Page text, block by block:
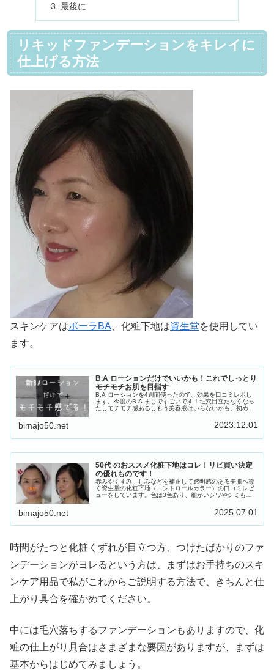
最後に
リキッドファンデーションをキレイに
仕上げる方法
スキンケアはポーラBA 、化粧下地は資生堂を使用してい
ます。
B.A ローションだけでいいかも！これでしっとり
モチモチお肌を目指す
B.A ローションを4週間使ったので、効果を口コミレポし
ます。今度のB.A まじですごいです！毛穴目立たなくなっ
たしモチモチ感あるしもう美容液はいらないかも。初めて
bimajo50.net 2023.12.01
50代 のおススメ化粧下地はコレ！リピ買い決定
の優れものです！
赤みやくすみ、しみなどを補正して透明感のある美肌へ導
く資生堂の化粧下地（コントロールカラー）の口コミレビ
ューをしています。色は3色あり、細かいシワやシミもう
bimajo50.net 2025.07.01
時間がたつと化粧くずれが目立つ方、つけたばかりのファ
ンデーションがヨレるという方は、まずはお手持ちのスキ
ンケア用品で私がこれからご説明する方法で、きちんと仕
上がり具合を確かめてください。
中には毛穴落ちするファンデーションもありますので、化
粧の仕上がり具合はさまざまな要因がありますが、まずは
基本からはじめてみましょう。